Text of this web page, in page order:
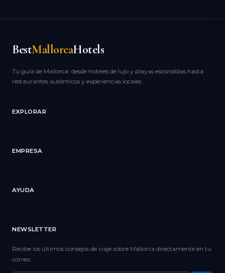
BestMallorcaHotels
Tu guía de Mallorca: desde hoteles de lujo y playas escondidas hasta
restaurantes auténticos y experiencias locales.
EXPLORAR
EMPRESA
AYUDA
NEWSLETTER
Recibe los últimos consejos de viaje sobre Mallorca directamente en tu
correo.